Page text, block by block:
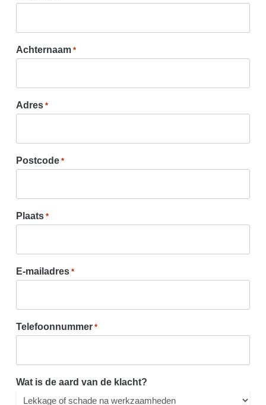
Achternaam *
Adres *
Postcode *
Plaats *
E-mailadres *
Telefoonnummer *
Wat is de aard van de klacht?